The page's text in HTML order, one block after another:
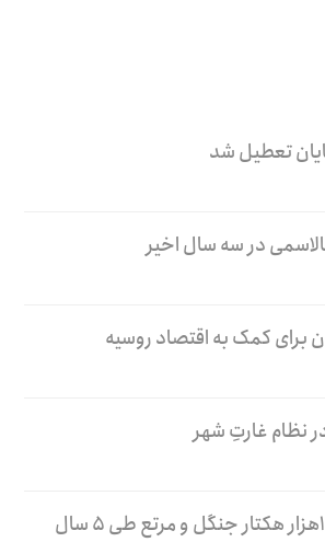
تعطیل شد
برای کمک به اقتصاد روسیه
نظام غارتِ شهر